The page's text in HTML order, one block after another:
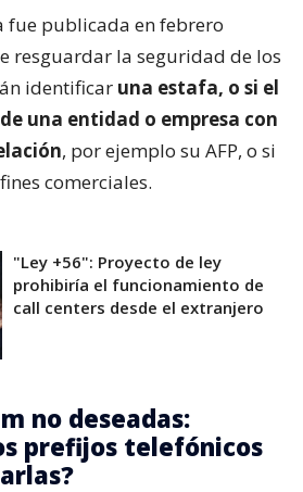
fue publicada en febrero
resguardar la seguridad de los
identificar una estafa, o si el
una entidad o empresa con
, por ejemplo su AFP, o si
comerciales.
"Ley +56": Proyecto de ley
prohibiría el funcionamiento de
call centers desde el extranjero
no deseadas:
prefijos telefónicos